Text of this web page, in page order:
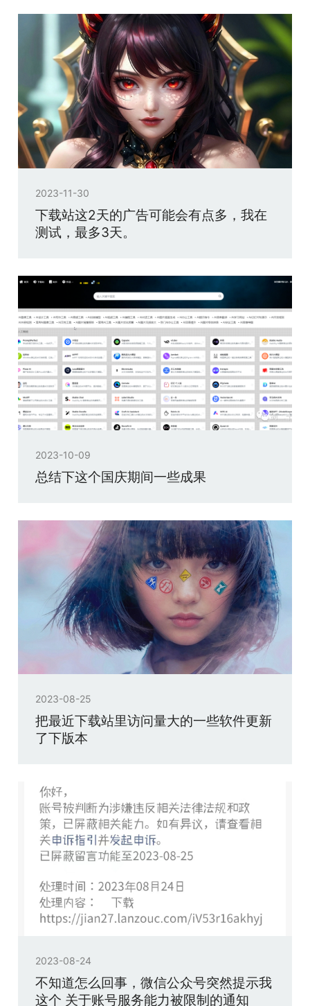
2023-11-30
下载站这2天的广告可能会有点多，我在
测试，最多3天。
2023-10-09
总结下这个国庆期间一些成果
2023-08-25
把最近下载站里访问量大的一些软件更新
了下版本
2023-08-24
不知道怎么回事，微信公众号突然提示我
这个 关于账号服务能力被限制的通知